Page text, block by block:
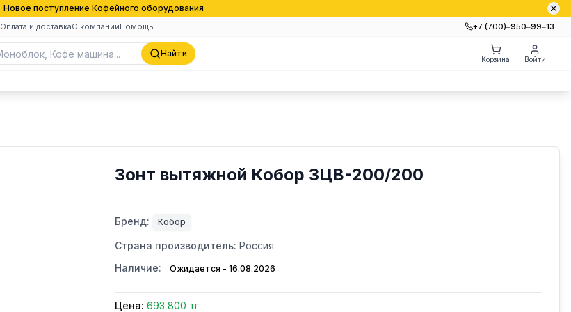
Новое поступление Кофейного оборудования
Оплата и доставкаО компанииПомощь +7 (700)‒950‒99‒13
Найти
Корзина Войти
Зонт вытяжной Кобор ЗЦВ-200/200
Бренд: Кобор
Страна производитель: Россия
Наличие:
Ожидается - 16.08.2026
Цена: 693 800 тг